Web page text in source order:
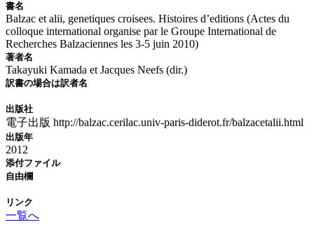
書名
Balzac et alii, genetiques croisees. Histoires d’editions (Actes du
colloque international organise par le Groupe International de
Recherches Balzaciennes les 3-5 juin 2010)
著者名
Takayuki Kamada et Jacques Neefs (dir.)
訳書の場合は訳者名
出版社
電子出版 http://balzac.cerilac.univ-paris-diderot.fr/balzacetalii.html
出版年
2012
添付ファイル
自由欄
リンク
一覧へ